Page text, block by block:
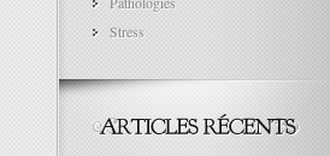
Stress